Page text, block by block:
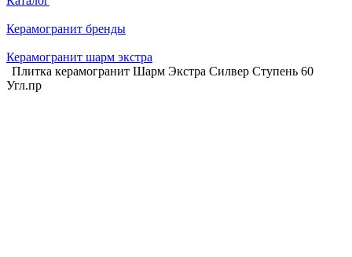
Керамогранит бренды
Керамогранит шарм экстра
Плитка керамогранит Шарм Экстра Силвер Ступень 60
Угл.пр